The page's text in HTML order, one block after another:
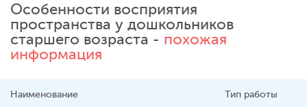
Особенности восприятия
пространства у дошкольников
старшего возраста - похожая
информация
Наименование Тип работы